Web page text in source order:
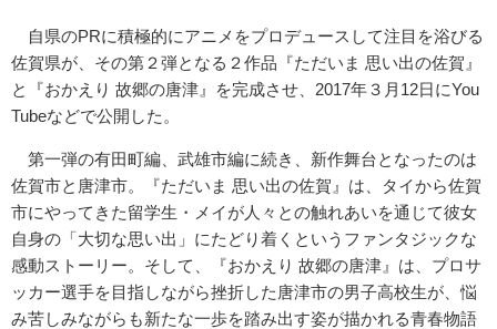
自県のPRに積極的にアニメをプロデュースして注目を浴びる
佐賀県が、その第２弾となる２作品『ただいま 思い出の佐賀』
と『おかえり 故郷の唐津』を完成させ、2017年３月12日にYou
Tubeなどで公開した。
第一弾の有田町編、武雄市編に続き、新作舞台となったのは
佐賀市と唐津市。『ただいま 思い出の佐賀』は、タイから佐賀
市にやってきた留学生・メイが人々との触れあいを通じて彼女
自身の「大切な思い出」にたどり着くというファンタジックな
感動ストーリー。そして、『おかえり 故郷の唐津』は、プロサ
ッカー選手を目指しながら挫折した唐津市の男子高校生が、悩
み苦しみながらも新たな一歩を踏み出す姿が描かれる青春物語